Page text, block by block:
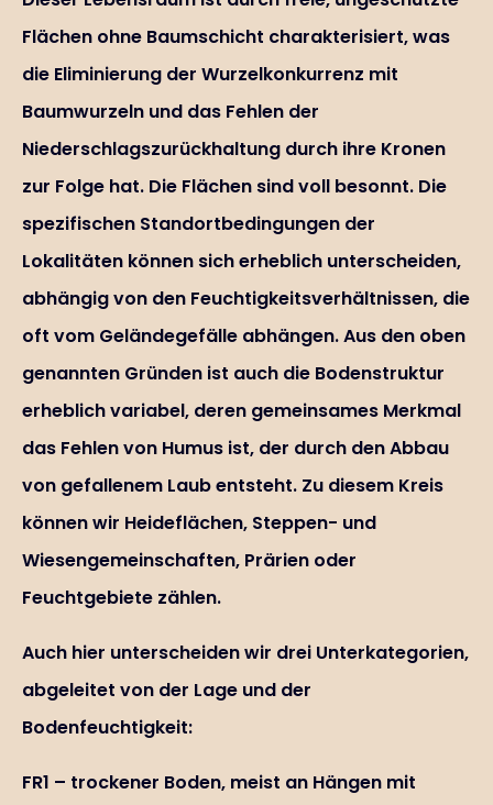
Flächen ohne Baumschicht charakterisiert, was
die Eliminierung der Wurzelkonkurrenz mit
Baumwurzeln und das Fehlen der
Niederschlagszurückhaltung durch ihre Kronen
zur Folge hat. Die Flächen sind voll besonnt. Die
spezifischen Standortbedingungen der
Lokalitäten können sich erheblich unterscheiden,
abhängig von den Feuchtigkeitsverhältnissen, die
oft vom Geländegefälle abhängen. Aus den oben
genannten Gründen ist auch die Bodenstruktur
erheblich variabel, deren gemeinsames Merkmal
das Fehlen von Humus ist, der durch den Abbau
von gefallenem Laub entsteht. Zu diesem Kreis
können wir Heideflächen, Steppen- und
Wiesengemeinschaften, Prärien oder
Feuchtgebiete zählen.
Auch hier unterscheiden wir drei Unterkategorien,
abgeleitet von der Lage und der
Bodenfeuchtigkeit:
FR1 – trockener Boden, meist an Hängen mit